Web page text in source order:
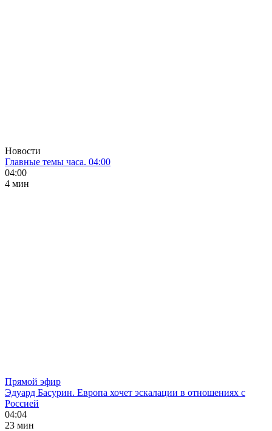
Новости
Главные темы часа. 04:00
04:00
4 мин
Прямой эфир
Эдуард Басурин. Европа хочет эскалации в отношениях с
Россией
04:04
23 мин